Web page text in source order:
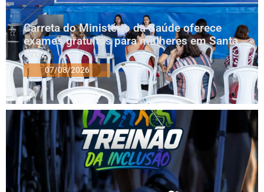
Carreta do Ministério da Saúde oferece
exames gratuitos para mulheres em Santa
Cruz
07/08/2026